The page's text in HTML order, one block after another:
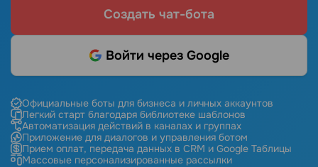
Создать чат-бота
Войти через Google
Официальные боты для бизнеса и личных аккаунтов
Легкий старт благодаря библиотеке шаблонов
Автоматизация действий в каналах и группах
Приложение для диалогов и управления ботом
Прием оплат, передача данных в CRM и Google Таблицы
Массовые персонализированные рассылки